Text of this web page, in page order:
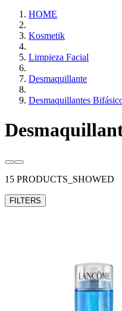
HOME
Kosmetik
Limpieza Facial
Desmaquillante
Desmaquillantes
15 PRODUCTS_SHOWED
FILTERS